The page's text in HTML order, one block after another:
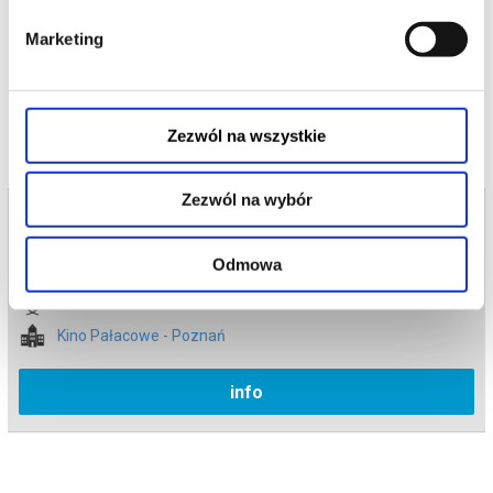
Marketing
Zezwól na wszystkie
Zezwól na wybór
Odmowa
Język: niemiecki z polskimi napisami
Bezpieczne zakupy w Bilety24. W przypadku odwołania
wydarzenia, gwarantujemy automatyczny zwrot środków
wydarzeniu
20.06.2026 , g. 12:00 (sobota)
Kino Pałacowe - Poznań
info